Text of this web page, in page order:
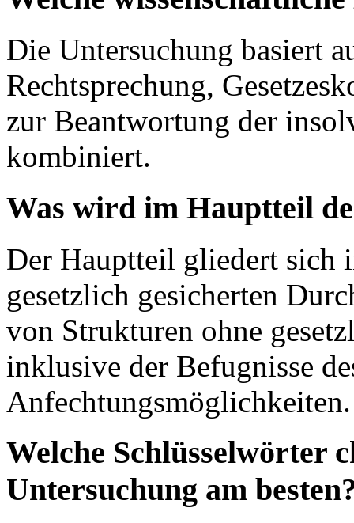
Die Untersuchung basiert
Rechtsprechung,
zur Beantwortung der
kombiniert.
Was wird im Hauptteil
Der Hauptteil gliedert sich
gesetzlich gesicherten
von Strukturen ohne
inklusive der Befugnisse
Anfechtungsmöglichkeiten.
Welche Schlüsselwörter
Untersuchung am